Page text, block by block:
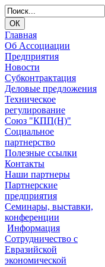
Главная
Об Ассоциации
Предприятия
Новости
Субконтрактация
Деловые предложения
Техническое
регулирование
Союз "КПП(Н)"
Социальное
партнерство
Полезные ссылки
Контакты
Наши партнеры
Партнерские
предприятия
Семинары, выставки,
конференции
Информация
Сотрудничество с
Евразийской
экономической